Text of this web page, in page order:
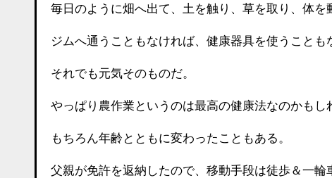
毎日のように畑へ出て、土を触り、草を取り、体を
ジムへ通うこともなければ、健康器具を使うことも
それでも元気そのものだ。
やっぱり農作業というのは最高の健康法なのかもし
もちろん年齢とともに変わったこともある。
父親が免許を返納したので、移動手段は徒歩＆一輪